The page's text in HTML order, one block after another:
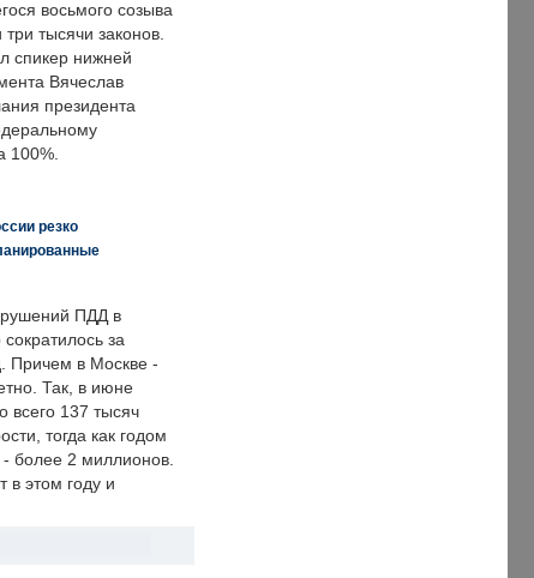
восьмого созыва
тысячи законов.
спикер нижней
Вячеслав
президента
100%.
резко
ПДД в
за
Причем в Москве -
Так, в июне
всего 137 тысяч
тогда как годом
более 2 миллионов.
в этом году и